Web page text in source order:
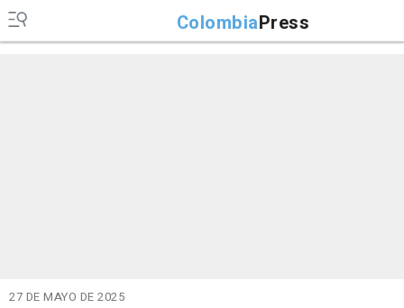
ColombiaPress
27 DE MAYO DE 2025